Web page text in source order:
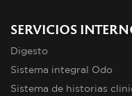
SERVICIOS
Digesto
Sistema integral Odo
Sistema de historias